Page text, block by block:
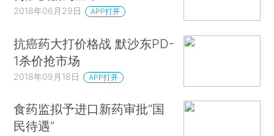
2018年06月29日 APP打开
抗癌药大打价格战 默沙东PD-
1杀价抢市场
2018年09月18日 APP打开
食药监拟予进口新药审批“国
民待遇”